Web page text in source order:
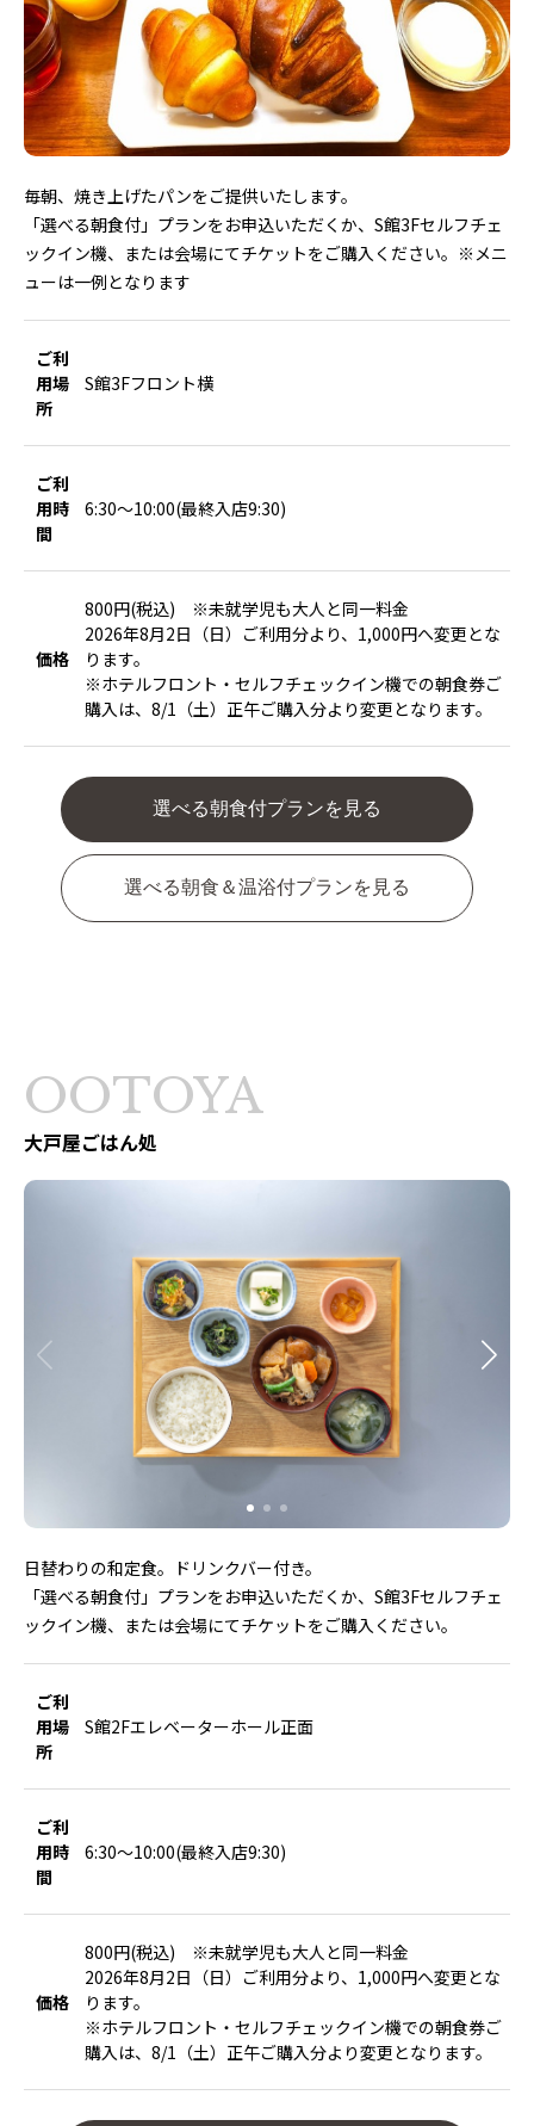
毎朝、焼き上げたパンをご提供いたします。
「選べる朝食付」プランをお申込いただくか、S館3Fセルフチェ
ックイン機、または会場にてチケットをご購入ください。※メニ
ューは一例となります
ご利
用場
所
S館3Fフロント横
ご利
用時
間
6:30～10:00(最終入店9:30)
価格
800円(税込) ※未就学児も大人と同一料金
2026年8月2日（日）ご利用分より、1,000円へ変更とな
ります。
※ホテルフロント・セルフチェックイン機での朝食券ご
購入は、8/1（土）正午ご購入分より変更となります。
選べる朝食付プランを見る
選べる朝食＆温浴付プランを見る
OOTOYA
大戸屋ごはん処
日替わりの和定食。ドリンクバー付き。
「選べる朝食付」プランをお申込いただくか、S館3Fセルフチェ
ックイン機、または会場にてチケットをご購入ください。
ご利
用場
所
S館2Fエレベーターホール正面
ご利
用時
間
6:30～10:00(最終入店9:30)
価格
800円(税込) ※未就学児も大人と同一料金
2026年8月2日（日）ご利用分より、1,000円へ変更とな
ります。
※ホテルフロント・セルフチェックイン機での朝食券ご
購入は、8/1（土）正午ご購入分より変更となります。